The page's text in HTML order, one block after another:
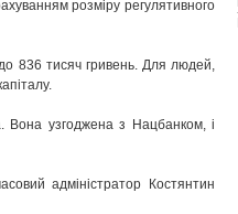
розміру регулятивного
836 тисяч гривень. Для людей,
Вона узгоджена з Нацбанком, і
адміністратор Костянтин